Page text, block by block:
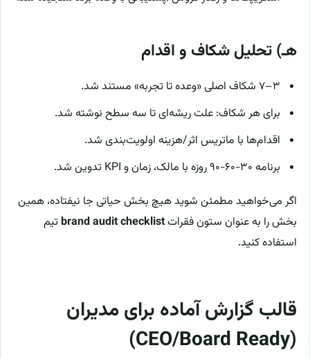
هـ) تحلیل شکاف و اقدام
۳–۷ شکاف اصلی «وعده تا تجربه» مستند شد.
برای هر شکاف: علت ریشه‌ای تا سه سطح نوشته شد.
اقدام‌ها با ماتریس اثر/هزینه اولویت‌بندی شد.
برنامه ۳۰-۶۰-۹۰ روزه با مالک، زمان و KPI تدوین شد.
اگر می‌خواهید مطمئن شوید هیچ بخش حیاتی جا نیفتاده، همین
بخش را به عنوان ستون فقراتbrand audit checklistتیم
استفاده کنید.
قالب گزارش آماده برای مدیران
(CEO/Board Ready)